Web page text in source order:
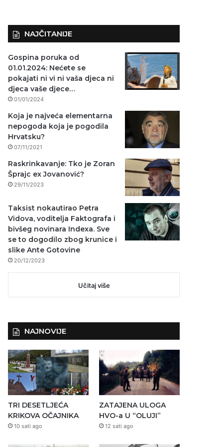
NAJČITANIJE
Gospina poruka od
01.01.2024: Nećete se
pokajati ni vi ni vaša djeca ni
djeca vaše djece…
01/01/2024
Koja je najveća elementarna
nepogoda koja je pogodila
Hrvatsku?
07/11/2021
Raskrinkavanje: Tko je Zoran
Šprajc ex Jovanović?
29/11/2023
Taksist nokautirao Petra
Vidova, voditelja Faktografa i
bivšeg novinara Indexa. Sve
se to dogodilo zbog krunice i
slike Ante Gotovine
20/12/2023
Učitaj više
NAJNOVIJE
TRI DESETLJEĆA
KRIKOVA OČAJNIKA
10 sati ago
ZATAJENA ULOGA
HVO-a U “OLUJI”
12 sati ago